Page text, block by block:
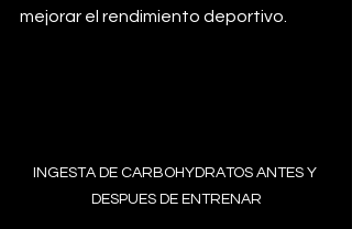
mejorar el rendimiento deportivo.
INGESTA DE CARBOHYDRATOS ANTES Y
DESPUES DE ENTRENAR